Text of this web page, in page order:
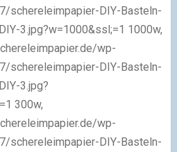
schereleimpapier-DIY-Basteln-
3.jpg?w=1000&ssl;=1 1000w,
wp-
schereleimpapier-DIY-Basteln-
3.jpg?
300w,
wp-
schereleimpapier-DIY-Basteln-